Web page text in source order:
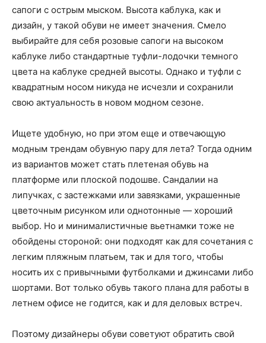
сапоги с острым мыском. Высота каблука, как и
дизайн, у такой обуви не имеет значения. Смело
выбирайте для себя розовые сапоги на высоком
каблуке либо стандартные туфли-лодочки темного
цвета на каблуке средней высоты. Однако и туфли с
квадратным носом никуда не исчезли и сохранили
свою актуальность в новом модном сезоне.
Ищете удобную, но при этом еще и отвечающую
модным трендам обувную пару для лета? Тогда одним
из вариантов может стать плетеная обувь на
платформе или плоской подошве. Сандалии на
липучках, с застежками или завязками, украшенные
цветочным рисунком или однотонные — хороший
выбор. Но и минималистичные вьетнамки тоже не
обойдены стороной: они подходят как для сочетания с
легким пляжным платьем, так и для того, чтобы
носить их с привычными футболками и джинсами либо
шортами. Вот только обувь такого плана для работы в
летнем офисе не годится, как и для деловых встреч.
Поэтому дизайнеры обуви советуют обратить свой